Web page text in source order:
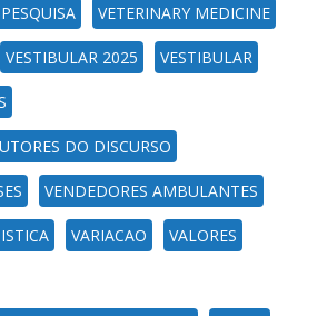
VETERINARY MEDICINE
VESTIBULAR 2025 VESTIBULAR
DO DISCURSO
VENDEDORES AMBULANTES
VARIACAO VALORES